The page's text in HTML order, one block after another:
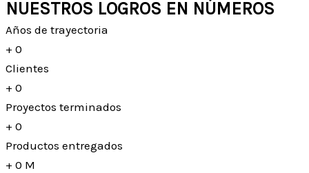
NUESTROS LOGROS EN NÚMEROS
Años de trayectoria
+ 0
Clientes
+ 0
Proyectos terminados
+ 0
Productos entregados
+ 0 M